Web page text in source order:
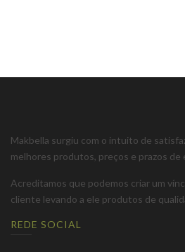
Makbella surgiu com o intuito de
melhores produtos, preços e prazos de
Acreditamos que podemos criar um
cliente levando a ele produtos de
REDE SOCIAL